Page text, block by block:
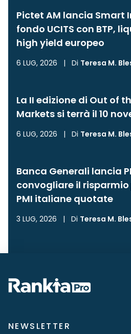
Pictet AM lancia Smart
fondo UCITS con BTP,
high yield europeo
6 LUG, 2026 | Di Teresa M.
La II edizione di Out of
Markets si terrà il 10
6 LUG, 2026 | Di Teresa M.
Banca Generali lancia
convogliare il
PMI italiane quotate
3 LUG, 2026 | Di Teresa M.
NEWSLETTER